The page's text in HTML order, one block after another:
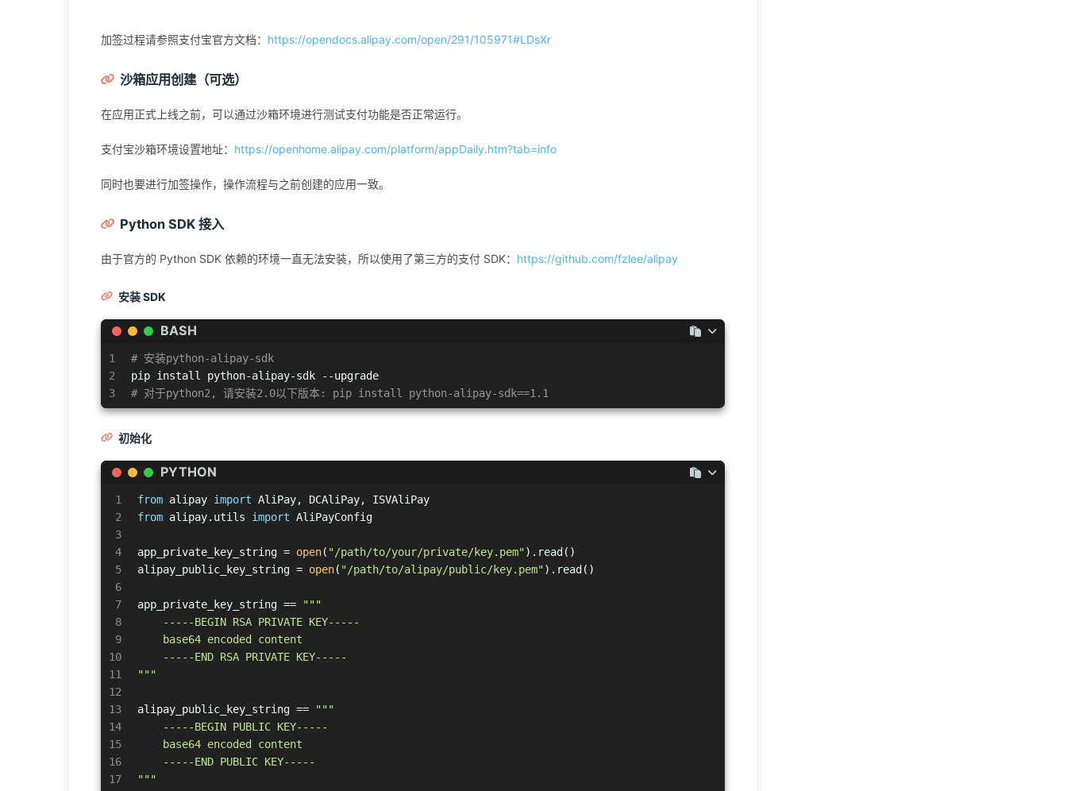
加签过程请参照支付宝官方文档： https://opendocs.alipay.com/open/291/105971#LDsXr
沙箱应用创建（可选）
在应用正式上线之前，可以通过沙箱环境进行测试支付功能是否正常运行。
支付宝沙箱环境设置地址： https://openhome.alipay.com/platform/appDaily.htm?tab=info
同时也要进行加签操作，操作流程与之前创建的应用一致。
Python SDK 接入
由于官方的 Python SDK 依赖的环境一直无法安装，所以使用了第三方的支付 SDK： https://github.com/fzlee/alipay
安装 SDK
BASH
1
2
3
# 安装python-alipay-sdk
pip install python-alipay-sdk --upgrade
# 对于python2, 请安装2.0以下版本: pip install python-alipay-sdk==1.1
初始化
PYTHON
1
2
3
4
5
6
7
8
9
10
11
12
13
14
15
16
17
from alipay import AliPay, DCAliPay, ISVAliPay
from alipay.utils import AliPayConfig
app_private_key_string = open( "/path/to/your/private/key.pem").read()
alipay_public_key_string = open( "/path/to/alipay/public/key.pem").read()
app_private_key_string ==
"""
    -----BEGIN RSA PRIVATE KEY-----
    base64 encoded content
    -----END RSA PRIVATE KEY-----
"""
alipay_public_key_string ==
"""
    -----BEGIN PUBLIC KEY-----
    base64 encoded content
    -----END PUBLIC KEY-----
"""